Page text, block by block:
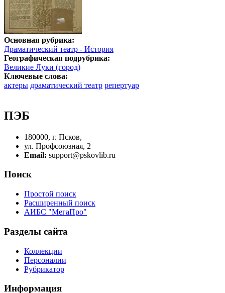
Основная рубрика:
Драматический театр - История
Географическая подрубрика:
Великие Луки (город)
Ключевые слова:
актеры драматический театр репертуар
ПЭБ
180000, г. Псков,
ул. Профсоюзная, 2
Email: support@pskovlib.ru
Поиск
Простой поиск
Расширенный поиск
АИБС "МегаПро"
Разделы сайта
Коллекции
Персоналии
Рубрикатор
Информация